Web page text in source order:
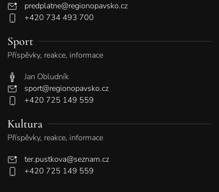
predplatne@regionopavsko.cz
+420 734 493 700
Sport
Příspěvky, reakce, informace
Jan Obludník
sport@regionopavsko.cz
+420 725 149 559
Kultura
Příspěvky, reakce, informace
ter.pustkova@seznam.cz
+420 725 149 559